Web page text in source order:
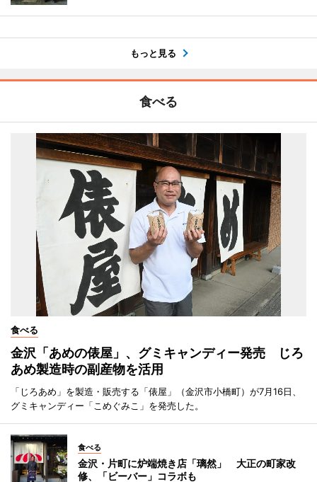
もっと見る
食べる
食べる
金沢「あめの俵屋」、グミキャンディー発売 じろ
あめ製造時の副産物を活用
「じろあめ」を製造・販売する「俵屋」（金沢市小橋町）が7月16日、
グミキャンディー「こめぐみこ」を発売した。
食べる
金沢・片町に炉端焼き店「璃然」 大正の町家改
修、「ビーバー」コラボも